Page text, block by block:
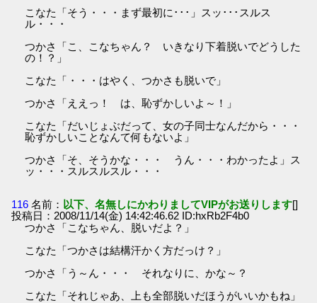
こなた「そう・・・まず最初に･･･」スッ･･･スルス
ル・・・
つかさ「こ、こなちゃん？ いきなり下着脱いでどうした
の！？」
こなた「・・・はやく、つかさも脱いで」
つかさ「ええっ！ は、恥ずかしいよ～！」
こなた「だいじょぶだって、女の子同士なんだから・・・
恥ずかしいことなんて何もないよ」
つかさ「そ、そうかな・・・ うん・・・わかったよ」ス
ッ・・・スルスルスル・・・
116 名前： 以下、名無しにかわりましてVIPがお送りします[]
投稿日：2008/11/14(金) 14:42:46.62 ID:hxRb2F4b0
つかさ「こなちゃん、脱いだよ？」
こなた「つかさは結構汗かく方だっけ？」
つかさ「う～ん・・・ それなりに、かな～？
こなた「それじゃあ、上も全部脱いだほうがいいかもね」